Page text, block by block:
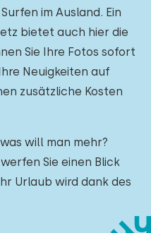
im Ausland. Ein
bietet auch hier die
Sie Ihre Fotos sofort
Neuigkeiten auf
zusätzliche Kosten
will man mehr?
Sie einen Blick
Urlaub wird dank des